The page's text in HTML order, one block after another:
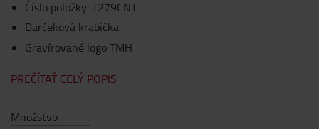
Číslo položky: T279CNT
Darčeková krabička
Gravírované logo TMH
PREČÍTAŤ CELÝ POPIS
Množstvo